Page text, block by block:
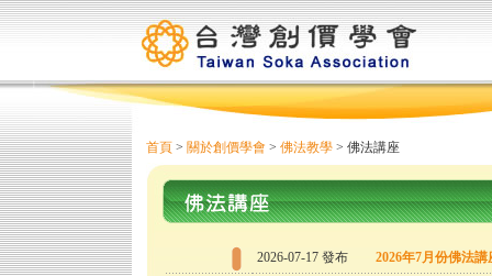
首頁> 關於創價學會 > 佛法教學> 佛法講座
2026-07-17 發布 2026年7月份佛法